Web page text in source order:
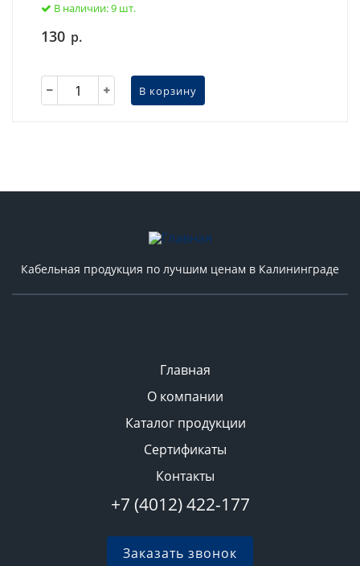
В наличии: 9 шт.
130 р.
В корзину
Кабельная продукция по лучшим ценам в Калининграде
Главная
О компании
Каталог продукции
Сертификаты
Контакты
+7 (4012) 422-177
Заказать звонок